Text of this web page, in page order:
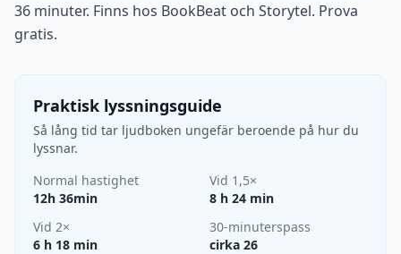
36 minuter. Finns hos BookBeat och Storytel. Prova
gratis.
Praktisk lyssningsguide
Så lång tid tar ljudboken ungefär beroende på hur du
lyssnar.
Normal hastighet
12h 36min
Vid 1,5×
8 h 24 min
Vid 2×
6 h 18 min
30-minuterspass
cirka 26